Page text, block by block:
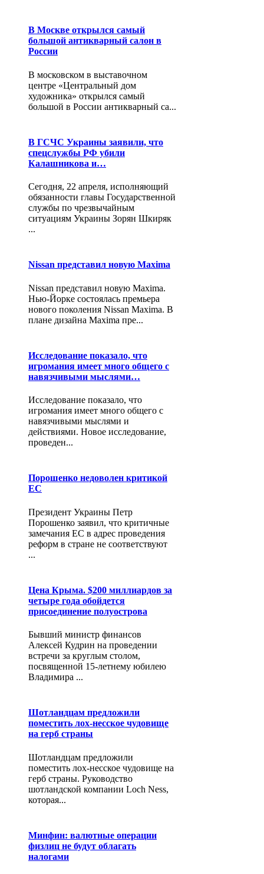
В Москве открылся самый
большой антикварный салон в
России
В московском в выставочном
центре «Центральный дом
художника» открылся самый
большой в России антикварный са...
В ГСЧС Украины заявили, что
спецслужбы РФ убили
Калашникова и…
Сегодня, 22 апреля, исполняющий
обязанности главы Государственной
службы по чрезвычайным
ситуациям Украины Зорян Шкиряк
...
Nissan представил новую Maxima
Nissan представил новую Maxima.
Нью-Йорке состоялась премьера
нового поколения Nissan Maxima. В
плане дизайна Maxima пре...
Исследование показало, что
игромания имеет много общего с
навязчивыми мыслями…
Исследование показало, что
игромания имеет много общего с
навязчивыми мыслями и
действиями. Новое исследование,
проведен...
Порошенко недоволен критикой
ЕС
Президент Украины Петр
Порошенко заявил, что критичные
замечания ЕС в адрес проведения
реформ в стране не соответствуют
...
Цена Крыма. $200 миллиардов за
четыре года обойдется
присоединение полуострова
Бывший министр финансов
Алексей Кудрин на проведении
встречи за круглым столом,
посвященной 15-летнему юбилею
Владимира ...
Шотландцам предложили
поместить лох-несское чудовище
на герб страны
Шотландцам предложили
поместить лох-несское чудовище на
герб страны. Руководство
шотландской компании Loch Ness,
которая...
Минфин: валютные операции
физлиц не будут облагать
налогами